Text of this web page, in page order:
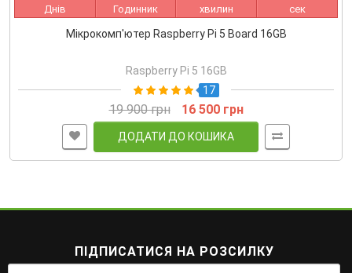
Днів Годинник хвилин сек
Мікрокомп'ютер Raspberry Pi 5 Board 16GB
Raspberry Pi 5 16GB
17
19 900 грн 16 500 грн
ДОДАТИ ДО КОШИКА
ПІДПИСАТИСЯ НА РОЗСИЛКУ